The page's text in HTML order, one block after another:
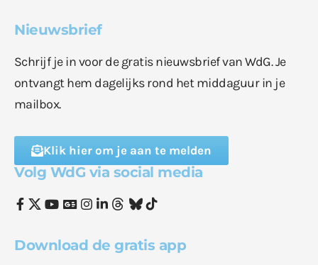
Nieuwsbrief
Schrijf je in voor de gratis nieuwsbrief van WdG. Je
ontvangt hem dagelijks rond het middaguur in je
mailbox.
Klik hier om je aan te melden
Volg WdG via social media
Download de gratis app